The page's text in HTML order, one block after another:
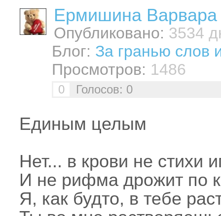
Ермишина Варвара
Опубликовано: 3534
Блог: За гранью слов
Просмотров: 1486
0 Голосов: 0
Единым целым
Нет... в крови не стихи
И не рифма дрожит по
Я, как будто, в тебе